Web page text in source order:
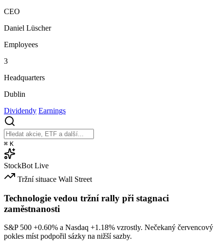
CEO
Daniel Lüscher
Employees
3
Headquarters
Dublin
Dividendy Earnings
⌘ K
StockBot Live
Tržní situace Wall Street
Technologie vedou tržní rally při stagnaci
zaměstnanosti
S&P 500 +0.60% a Nasdaq +1.18% vzrostly. Nečekaný červencový
pokles míst podpořil sázky na nižší sazby.